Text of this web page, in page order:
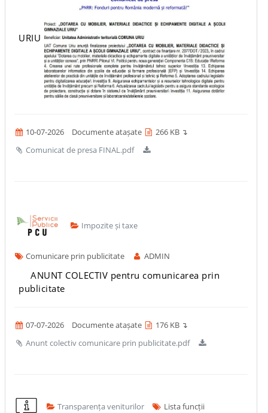
URIU
10-07-2026 Documente atașate
266 KB ↴
Comunicat de presa FINAL.pdf
Impozite și taxe
Comunicare prin publicitate ADMIN
ANUNT COLECTIV pentru comunicarea prin
publicitate
07-07-2026 Documente atașate
176 KB ↴
Anunt colectiv comunicare prin publicitate.pdf
Transparența veniturilor
Lista funcții